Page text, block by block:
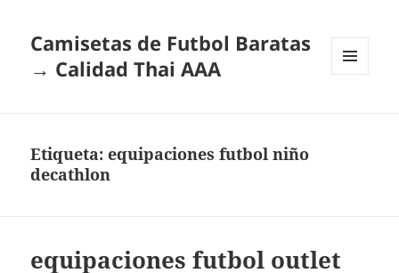
Camisetas de Futbol Baratas
→ Calidad Thai AAA
Etiqueta:equipaciones futbol niño
decathlon
equipaciones futbol outlet